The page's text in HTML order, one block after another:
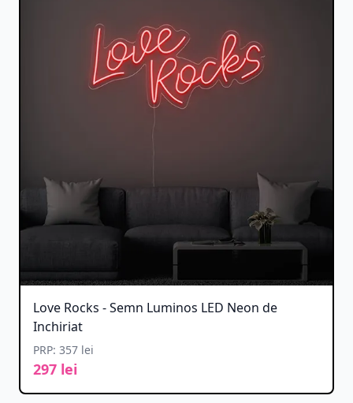
Love Rocks - Semn Luminos LED Neon de
Inchiriat
PRP: 357 lei
297 lei